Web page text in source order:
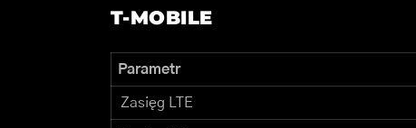
T-MOBILE
Parametr
Zasięg LTE